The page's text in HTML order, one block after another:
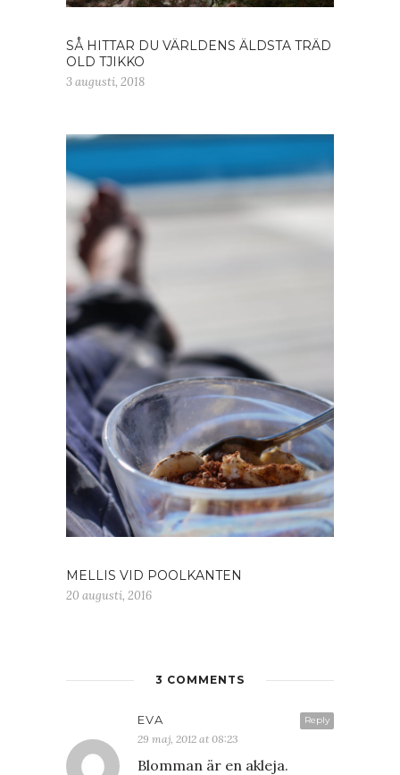
SÅ HITTAR DU VÄRLDENS ÄLDSTA TRÄD
OLD TJIKKO
3 augusti, 2018
MELLIS VID POOLKANTEN
20 augusti, 2016
3 COMMENTS
Reply
EVA
29 maj, 2012 at 08:23
Blomman är en akleja.